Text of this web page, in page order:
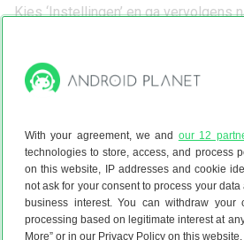
With your agreement, we and our 12
technologies to store, access, and process
on this website, IP addresses and cookie
not ask for your consent to process your
business interest. You can withdraw
processing based on legitimate interest at
More” or in our Privacy Policy on this website.
Kies ‘Instellingen’ en ga vervolgens
sitegegeg.’ aan;
Tik op ‘Gegevens wissen’ en
Download de